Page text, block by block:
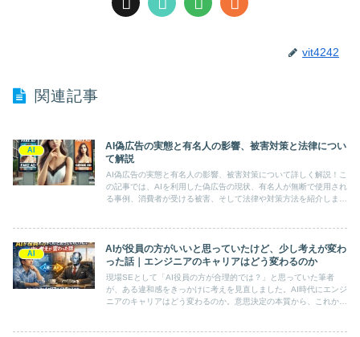
vit4242
関連記事
AI
AI偽広告の実態と有名人の影響、被害対策と法律につい
て解説
AI偽広告の実態と有名人の影響、被害対策について詳しく解説！こ
の記事では、AIを利用した偽広告の現状、有名人が無断で使用され
る事例、消費者が受ける被害、そして法律や対策方法を紹介しま
AI
AIが役員の方がいいと思っていたけど、少し考えが変わ
った話｜エンジニアのキャリアはどう変わるのか
現場SEとして「AI役員の方が合理的では？」と思っていた筆者
が、ある違和感をきっかけに考えを見直しました。AI時代にエンジ
ニアのキャリアはどう変わるのか。意思決定の本質から、これから